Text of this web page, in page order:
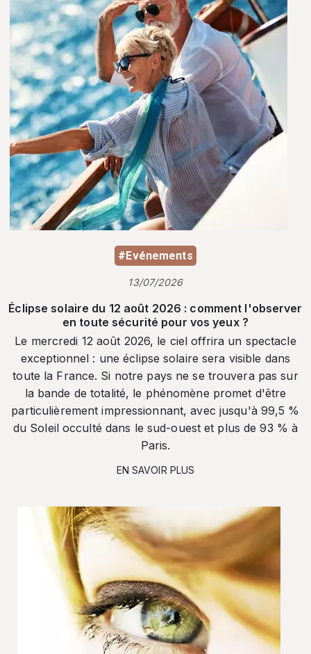
#Evénements
13/07/2026
Éclipse solaire du 12 août 2026 : comment l'observer
en toute sécurité pour vos yeux ?
Le mercredi 12 août 2026, le ciel offrira un spectacle
exceptionnel : une éclipse solaire sera visible dans
toute la France. Si notre pays ne se trouvera pas sur
la bande de totalité, le phénomène promet d'être
particulièrement impressionnant, avec jusqu'à 99,5 %
du Soleil occulté dans le sud-ouest et plus de 93 % à
Paris.
EN SAVOIR PLUS